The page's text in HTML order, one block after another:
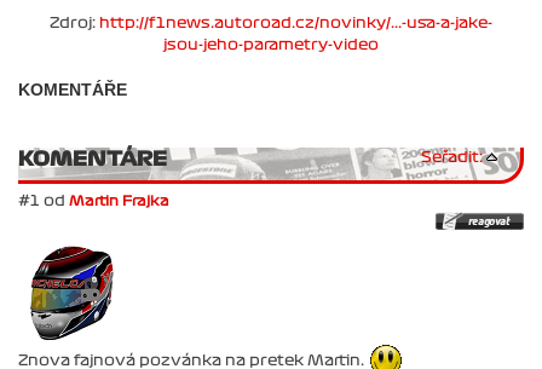
Zdroj: http://f1news.autoroad.cz/novinky/...-usa-a-jake-
jsou-jeho-parametry-video
KOMENTÁŘE
KOMENTÁRE Seřadit:
#1 od Martin Frajka
Znova fajnová pozvánka na pretek Martin.